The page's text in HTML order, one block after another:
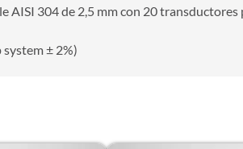
304 de 2,5 mm con 20 transductores
± 2%)